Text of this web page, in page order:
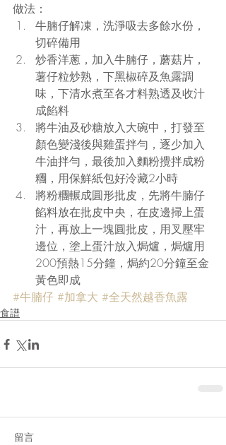
做法：
牛腩仔解凍，洗淨吸去多餘水份，
切碎備用
炒香洋蔥，加入牛腩仔，蘑菇片，
薯仔粒炒熟，下黑椒碎及魚露調
味，下清水煮至各才料熟透及收汁
成餡料
將牛油及砂糖放入大碗中，打發至
顏色變淺後與雞蛋拌勻，逐少加入
牛油拌勻，最後加入麵粉攪拌成粉
糰，用保鮮紙包好泠藏2小時
將粉糰輾成圓形批皮，先將牛腩仔
餡料放在批皮中央，在皮邊掃上蛋
汁，再放上一塊圓批皮，用叉壓牢
邊位，塗上蛋汁放入焗爐，焗爐用
200預熱15分鐘，焗約20分鐘至金
黃色即成
#牛腩仔 #加拿大 #全天然越香魚露
食譜
留言